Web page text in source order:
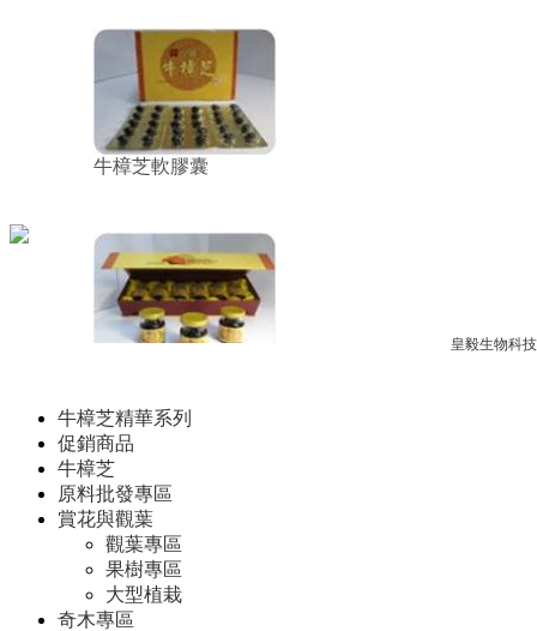
牛樟芝軟膠囊
牛樟芝精華飲
牛樟芝精華系列
促銷商品
牛樟芝
原料批發專區
賞花與觀葉
觀葉專區
果樹專區
大型植栽
奇木專區
皇毅生物科